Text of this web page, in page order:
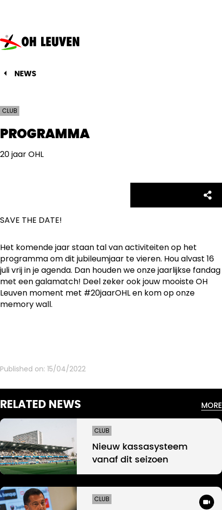
Oud-
Heverlee
Leuven
NEWS
CLUB
PROGRAMMA
20 jaar OHL
SAVE THE DATE!
Het komende jaar staan tal van activiteiten op het
programma om dit jubileumjaar te vieren. Hou alvast 16
juli vrij in je agenda. Dan houden we onze jaarlijkse fandag
met een galamatch! Deel zeker ook jouw mooiste OH
Leuven moment met #20jaarOHL en kom op onze
memory wall.
Published on: 15/04/2022
RELATED NEWS MORE
CLUB
Nieuw kassasysteem
vanaf dit seizoen
CLUB